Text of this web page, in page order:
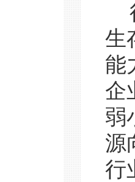
生
能
企
弱
源
行